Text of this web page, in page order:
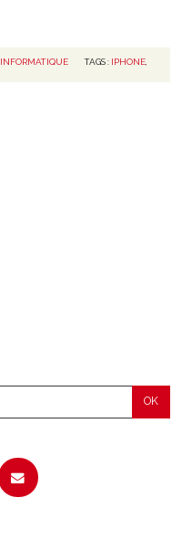
TAGS : IPHONE